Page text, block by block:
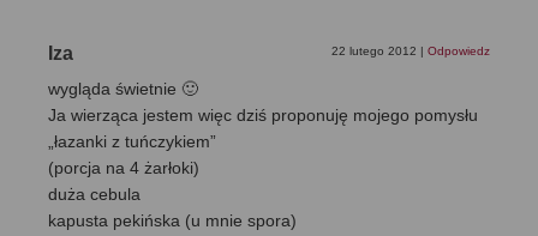
Iza 22 lutego 2012 Odpowiedz
wygląda świetnie 🙂
Ja wierząca jestem więc dziś proponuję mojego pomysłu
„łazanki z tuńczykiem”
(porcja na 4 żarłoki)
duża cebula
kapusta pekińska (u mnie spora)